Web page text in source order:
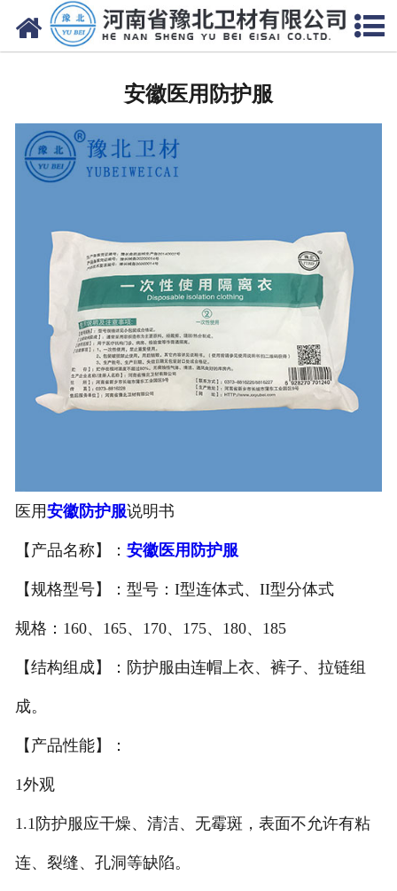
网站首页
安徽显影纱布
安徽医用口罩帽
安徽医用包类
安徽医用手套
安徽医用防护服
医用安徽防护服说明书
【产品名称】： 安徽医用防护服
【规格型号】：型号：I型连体式、II型分体式
规格：160、165、170、175、180、185
【结构组成】：防护服由连帽上衣、裤子、拉链组
成。
【产品性能】：
1外观
1.1防护服应干燥、清洁、无霉斑，表面不允许有粘
连、裂缝、孔洞等缺陷。